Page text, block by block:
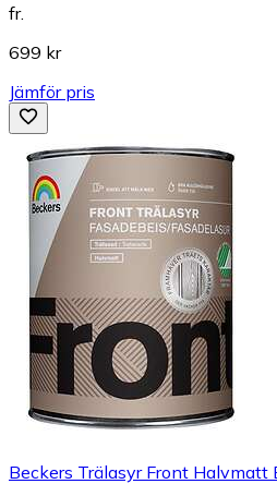
fr.
699 kr
Jämför pris
Beckers Trälasyr Front Halvmatt